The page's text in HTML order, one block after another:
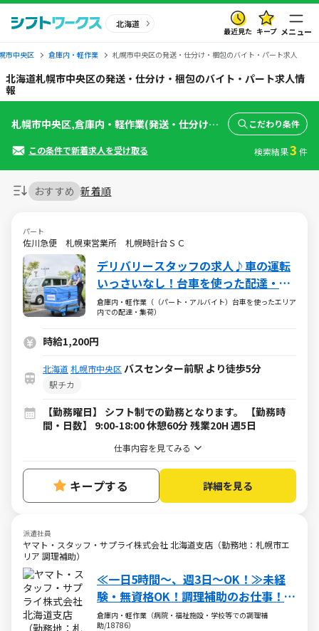
北海道
最近見た キープ メニュー
市中央区 倉庫内・軽作業 札幌市中央区の発送・仕分け・梱包のバイト・パート求人
北海道札幌市中央区の発送・仕分け・梱包のバイト・パート求人情
報
おすすめ 新着順
パート
佐川急便 札幌東営業所 札幌時計台ＳＣ
デリバリースタッフの求人♪車の運転
いっさいなし！台車を使った配達・集
荷のお仕事
倉庫内・軽作業（（パート・アルバイト）台車を使ったエリア
内での配達・集荷）
時給1,200円
北海道 札幌市中央区 バスセンター前駅 より徒歩5分
駅チカ
【勤務曜日】 シフト制での勤務となります。 【勤務時
間・日数】 9:00-18:00 休憩60分 残業20H 週5日
仕事内容を見てみる
キープする 詳細を見る
派遣社員
ヤマト・スタッフ・サプライ株式会社 北海道支店（勤務地：札幌市エ
リア 調理補助）
≪一日5時間～、週3日～OK！≫未経
験・無資格OK！調理補助のお仕事！定
年なし＆シニア世代活躍中！
倉庫内・軽作業（病院・福祉施設・学校等での調理補
助/18786）
札幌市中央区,倉庫内・軽作業(発送・仕分け・梱包) こだわり条件
この条件で新着求人を受け取る 検索結果3 件